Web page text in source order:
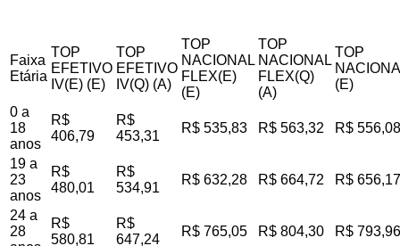
Faixa
Etária
TOP
EFETIVO
IV(E) (E)
TOP
EFETIVO
IV(Q) (A)
TOP
NACIONAL
FLEX(E)
(E)
TOP
NACIONAL
FLEX(Q)
(A)
TOP
(E)
0 a
18
anos
R$
406,79
R$
453,31
R$ 535,83 R$ 563,32 R$ 556,08
19 a
23
anos
R$
480,01
R$
534,91
R$ 632,28 R$ 664,72 R$ 656,17
24 a
28
R$
580,81
R$
647,24
R$ 765,05 R$ 804,30 R$ 793,96